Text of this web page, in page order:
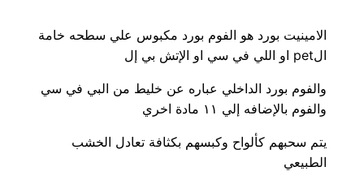
الامينيت بورد هو الفوم بورد مكبوس علي سطحه خامة
الpet او اللي في سي او الإتش بي إل
والفوم بورد الداخلي عباره عن خليط من البي في سي
والفوم بالإضافه إلي ١١ مادة اخري
يتم سحبهم كألواح وكبسهم بكثافة تعادل الخشب
الطبيعي